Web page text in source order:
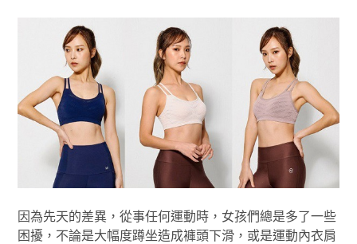
因為先天的差異，從事任何運動時，女孩們總是多了一些
困擾，不論是大幅度蹲坐造成褲頭下滑，或是運動內衣肩